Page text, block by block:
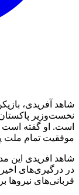
شاهد آفریدی،
نخست‌وزیر پاکستان
است. او گفته است
موفقیت تمام ملت
شاهد افریدی این
در درگیری‌های
قربانی‌های نیروها